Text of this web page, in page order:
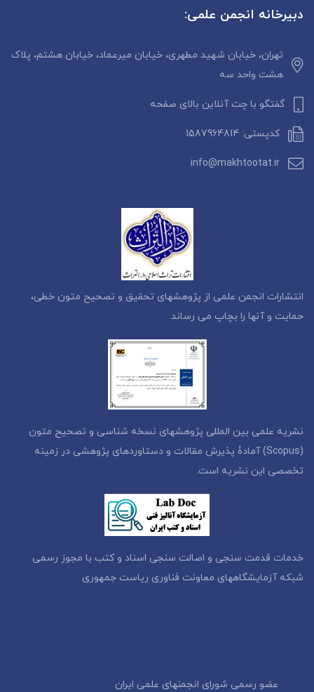
دبیرخانه انجمن علمی:
تهران، خیابان شهید مطهری، خیابان میرعماد، خیابان هشتم، پلاک
هشت واحد سه
گفتگو با چت آنلاین بالای صفحه
کدپستی: 1587964814
info@makhtootat.ir
انتشارات انجمن علمی از پژوهشهای تحقیق و تصحیح متون خطی،
حمایت و آنها را بچاپ می رساند.
نشریه علمی بین المللی پژوهشهای نسخه شناسی و تصحیح متون
(Scopus) آمادۀ پذیرش مقالات و دستاوردهای پژوهشی در زمینه
تخصصی این نشریه است.
خدمات قدمت سنجی و اصالت سنجی اسناد و کتب با مجوز رسمی
شبکه آزمایشگاههای معاونت فناوری ریاست جمهوری
عضو رسمی شورای انجمنهای علمی ایران